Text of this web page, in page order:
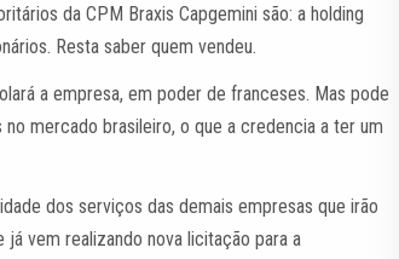
da CPM Braxis Capgemini são: a holding
Resta saber quem vendeu.
a empresa, em poder de franceses. Mas pode
mercado brasileiro, o que a credencia a ter um
dos serviços das demais empresas que irão
vem realizando nova licitação para a